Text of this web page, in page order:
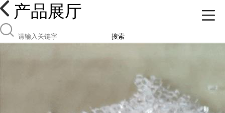
产品展厅
搜索